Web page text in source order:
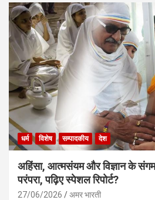
धर्म विशेष सम्पादकीय देश
अहिंसा, आत्मसंयम और विज्ञान के
परंपरा, पढ़िए स्पेशल रिपोर्ट?
27/06/2026 अमर भारती